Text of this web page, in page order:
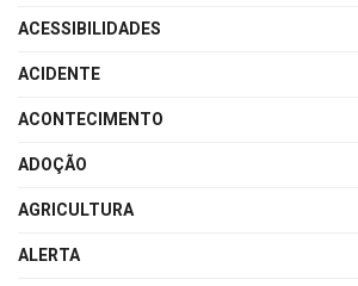
ACESSIBILIDADES
ACIDENTE
ACONTECIMENTO
ADOÇÃO
AGRICULTURA
ALERTA